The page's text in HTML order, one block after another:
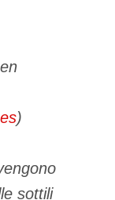
)
sottili